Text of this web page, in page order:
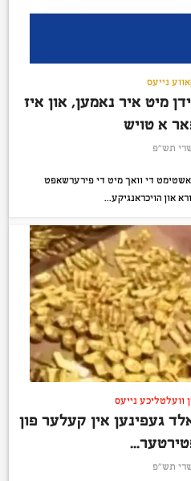
נייעס
מיט איר נאמען, און איז
א טויש
תש״פ
די וואך מיט די פירערשאפט
און הויכראנגיקע...
וועלטליכע נייעס
געפינען אין קעלער פון
תש״פ